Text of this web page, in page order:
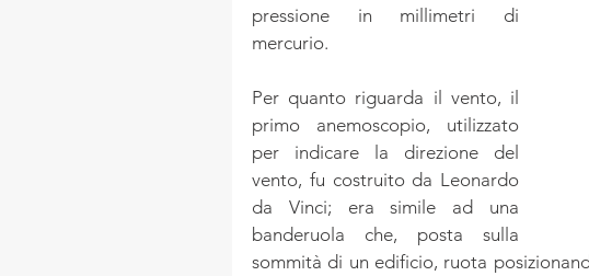
pressione in millimetri di
mercurio.
Per quanto riguarda il vento, il
primo anemoscopio, utilizzato
per indicare la direzione del
vento, fu costruito da Leonardo
da Vinci; era simile ad una
banderuola che, posta sulla
sommità di un edificio, ruota